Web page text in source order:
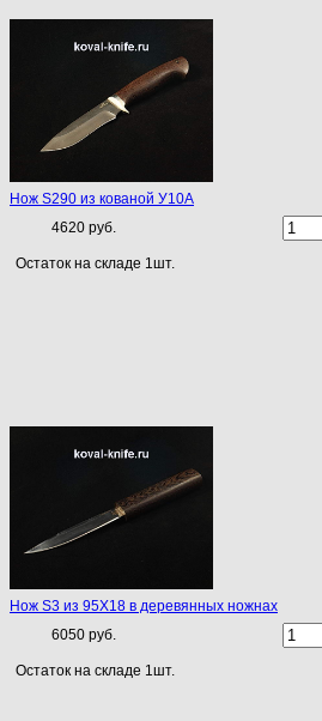
Нож S290 из кованой У10А
4620 руб.
Остаток на складе 1шт.
Нож S3 из 95Х18 в деревянных ножнах
6050 руб.
Остаток на складе 1шт.